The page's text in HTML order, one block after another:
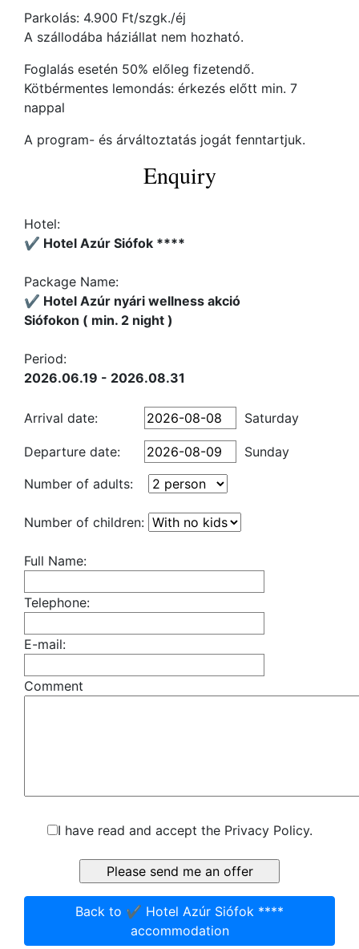
Parkolás: 4.900 Ft/szgk./éj
A szállodába háziállat nem hozható.
Foglalás esetén 50% előleg fizetendő.
Kötbérmentes lemondás: érkezés előtt min. 7
nappal
A program- és árváltoztatás jogát fenntartjuk.
Enquiry
Hotel:
✔️ Hotel Azúr Siófok ****
Package Name:
✔️ Hotel Azúr nyári wellness akció
Siófokon ( min. 2 night )
Period:
2026.06.19 - 2026.08.31
Arrival date: Saturday
Departure date:
Sunday
Number of adults:
Number of children:
Full Name:
Telephone:
E-mail:
Comment
I have read and accept the Privacy Policy.
Back to ✔️ Hotel Azúr Siófok ****
accommodation